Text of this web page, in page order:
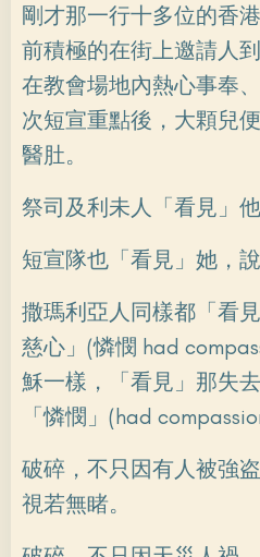
剛才那一行十多位的香
前積極的在街上邀請人
在教會場地內熱心事奉
次短宣重點後，大顆兒
醫肚。
祭司及利未人「看見」
短宣隊也「看見」她，說
撒瑪利亞人同樣都「看
慈心」(憐憫 had
穌一樣，「看見」那失
「憐憫」(had
破碎，不只因有人被強
視若無睹。